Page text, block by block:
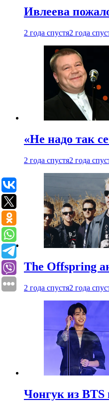
Ивлеева
2 года спустя2 года
«Не надо так
2 года спустя2 года
The Offspring
2 года спустя2 года
Чонгук из BTS